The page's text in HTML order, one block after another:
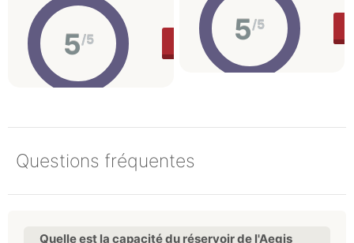
5/5 ACHETER 83.9 €
5/5
Questions fréquentes
Quelle est la capacité du réservoir de l'Aegis